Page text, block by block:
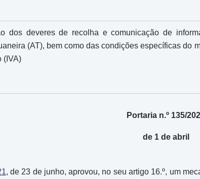
dos deveres de recolha e comunicação de
(AT), bem como das condições específicas do
(IVA)
Portaria n.º 135/
de 1 de abril
, de 23 de junho, aprovou, no seu artigo 16.º, um